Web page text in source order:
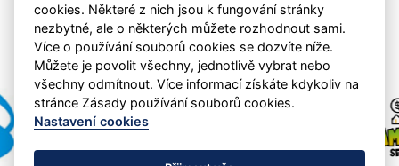
cookies. Některé z nich jsou k fungování stránky
nezbytné, ale o některých můžete rozhodnout sami.
Více o používání souborů cookies se dozvíte níže.
Můžete je povolit všechny, jednotlivě vybrat nebo
všechny odmítnout. Více informací získáte kdykoliv na
stránce Zásady používání souborů cookies.
Nastavení cookies